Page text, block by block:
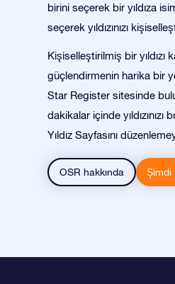
birini seçerek bir yıldıza
seçerek yıldızınızı
Kişiselleştirilmiş bir yıldızı
güçlendirmenin harika bir
Star Register sitesinde
dakikalar içinde
Yıldız Sayfasını
OSR hakkında Şimdi